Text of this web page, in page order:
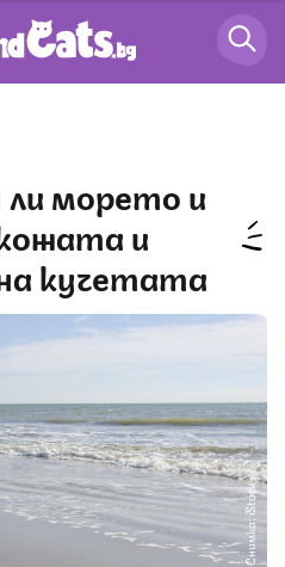
и
кучетата
Снимка: iStock